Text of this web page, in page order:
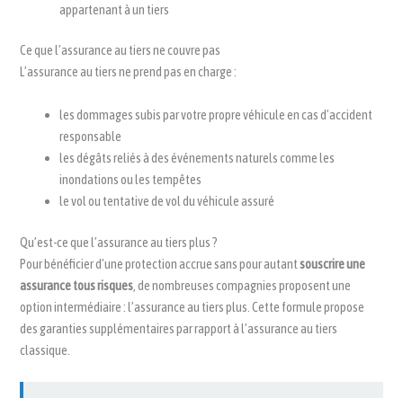
appartenant à un tiers
Ce que l’assurance au tiers ne couvre pas
L’assurance au tiers ne prend pas en charge :
les dommages subis par votre propre véhicule en cas d’accident
responsable
les dégâts reliés à des événements naturels comme les
inondations ou les tempêtes
le vol ou tentative de vol du véhicule assuré
Qu’est-ce que l’assurance au tiers plus ?
Pour bénéficier d’une protection accrue sans pour autantsouscrire une
assurance tous risques , de nombreuses compagnies proposent une
option intermédiaire : l’assurance au tiers plus. Cette formule propose
des garanties supplémentaires par rapport à l’assurance au tiers
classique.